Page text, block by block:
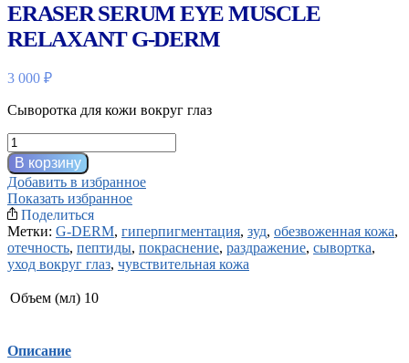
ERASER SERUM EYE MUSCLE
RELAXANT G-DERM
3 000 ₽
Сыворотка для кожи вокруг глаз
Количество
товара
Eraser
Serum
Eye
Muscle
relaxant
G-
DERM
В корзину
Добавить в избранное
Показать избранное
Поделиться
Метки: G-DERM, гиперпигментация, зуд, обезвоженная кожа,
отечность, пептиды, покраснение, раздражение, сывортка,
уход вокруг глаз, чувствительная кожа
Объем (мл) 10
Описание